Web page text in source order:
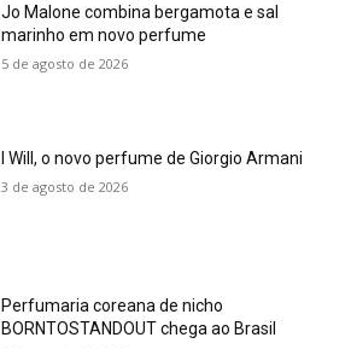
Jo Malone combina bergamota e sal
marinho em novo perfume
5 de agosto de 2026
I Will, o novo perfume de Giorgio Armani
3 de agosto de 2026
Perfumaria coreana de nicho
BORNTOSTANDOUT chega ao Brasil